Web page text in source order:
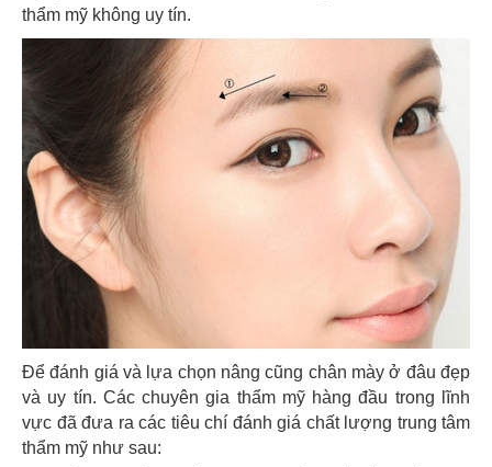
thẩm mỹ không uy tín.
Để đánh giá và lựa chọn nâng cũng chân mày ở đâu đẹp
và uy tín. Các chuyên gia thẩm mỹ hàng đầu trong lĩnh
vực đã đưa ra các tiêu chí đánh giá chất lượng trung tâm
thẩm mỹ như sau: